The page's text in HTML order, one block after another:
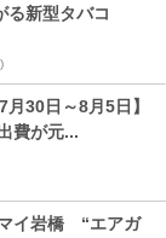
る新型タバコ
30日～8月5日】
費が元...
マイ岩橋 “エアガ